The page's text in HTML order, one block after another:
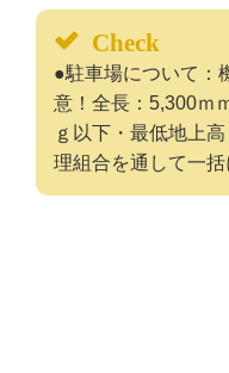
Check
●駐車場について：
意！全長：5,300ｍ
ｇ以下・最低地上
理組合を通して一